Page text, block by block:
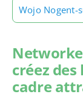
Wojo Nogent-
créez
cadre